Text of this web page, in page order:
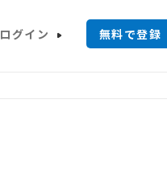
ログイン 無料で登録